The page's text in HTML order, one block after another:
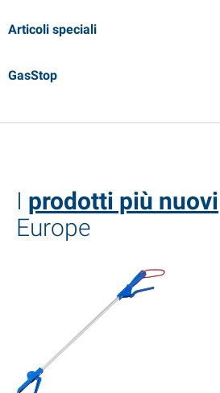
Articoli speciali
GasStop
I prodotti più nuovi
Europe